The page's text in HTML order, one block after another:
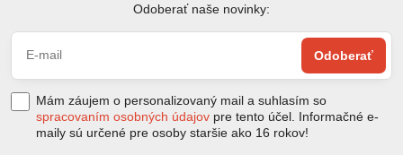
Odoberať naše novinky:
Odoberať
Mám záujem o personalizovaný mail a suhlasím so
spracovaním osobných údajov pre tento účel. Informačné e-
maily sú určené pre osoby staršie ako 16 rokov!